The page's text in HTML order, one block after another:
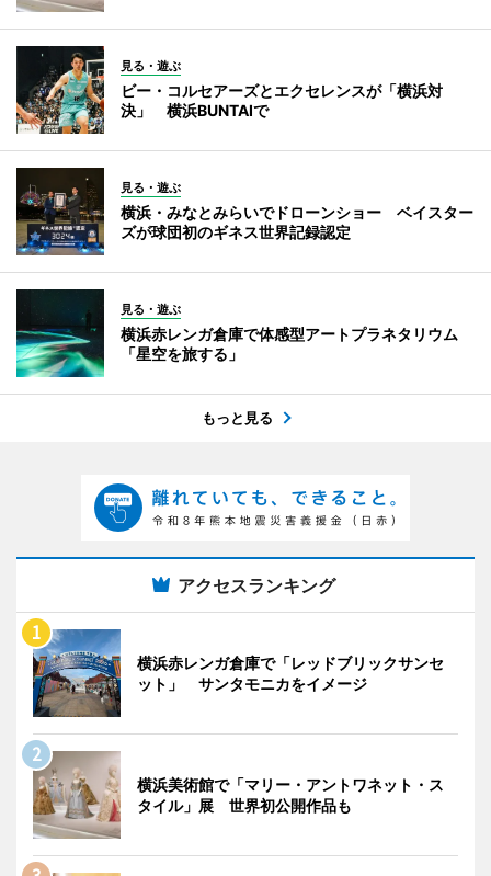
見る・遊ぶ
ビー・コルセアーズとエクセレンスが「横浜対
決」 横浜BUNTAIで
見る・遊ぶ
横浜・みなとみらいでドローンショー ベイスター
ズが球団初のギネス世界記録認定
見る・遊ぶ
横浜赤レンガ倉庫で体感型アートプラネタリウム
「星空を旅する」
もっと見る
アクセスランキング
横浜赤レンガ倉庫で「レッドブリックサンセ
ット」 サンタモニカをイメージ
横浜美術館で「マリー・アントワネット・ス
タイル」展 世界初公開作品も